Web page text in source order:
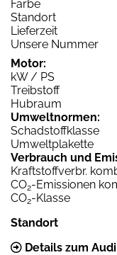
Farbe
Standort
Lieferzeit
Unsere Nummer
Motor:
kW / PS
Treibstoff
Hubraum
Umweltnormen:
Schadstoffklasse
Umweltplakette
Verbrauch und
Kraftstoffverbr.
CO2-Emissionen
CO2-Klasse
Standort
Details zum